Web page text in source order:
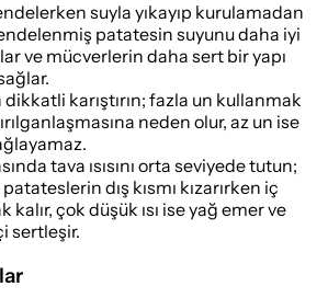
suyla yıkayıp kurulamadan
patatesin suyunu daha iyi
ve mücverlerin daha sert bir yapı
karıştırın; fazla un kullanmak
neden olur, az un ise
tava ısısını orta seviyede tutun;
dış kısmı kızarırken iç
kalır, çok düşük ısı ise yağ emer ve
sertleşir.